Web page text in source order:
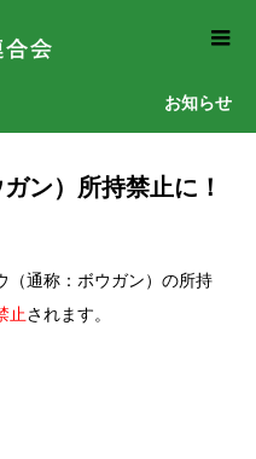
お知らせ
ン）所持禁止に！
通称：ボウガン）の所持
止されます。